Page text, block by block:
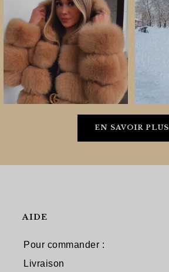
EN SAVOIR PLUS
AIDE
Pour commander :
Livraison